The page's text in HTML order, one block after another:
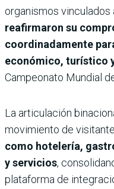
organismos
reafirmaron su
coordinadamente
económico, turístico
Campeonato Mundial
La articulación
movimiento de
como hotelería,
y servicios,
plataforma de